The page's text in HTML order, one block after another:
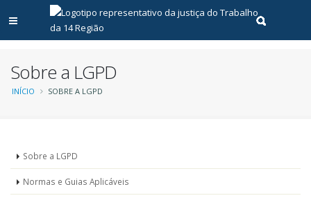
Abrir menu principal
Realizar
Sobre a LGPD
Trilha
navegação
INÍCIO SOBRE A LGPD
Menu
Sobre a LGPD
Normas e Guias Aplicáveis